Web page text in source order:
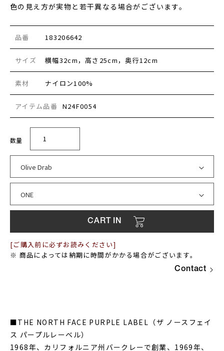
色の見え方が実物と若干異なる場合がございます。
品番 183206642
サイズ 横幅32cm，高さ25cm，奥行12cm
素材 ナイロン100%
アイテム品番 N24F0054
[ご購入前に必ずお読みください]
※ 商品によっては納期に時間がかかる場合がございます。
Contact
■THE NORTH FACE PURPLE LABEL（ザ ノースフェイ
ス パープルレーベル）
1968年、カリフォルニア州バークレーで創業、1969年、